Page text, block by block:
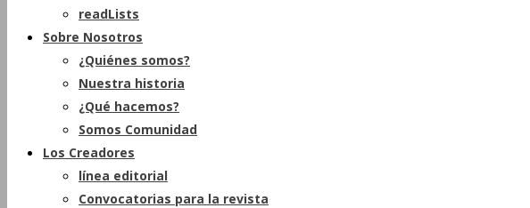
readLists
Sobre Nosotros
¿Quiénes somos?
Nuestra historia
¿Qué hacemos?
Somos Comunidad
Los Creadores
línea editorial
Convocatorias para la revista